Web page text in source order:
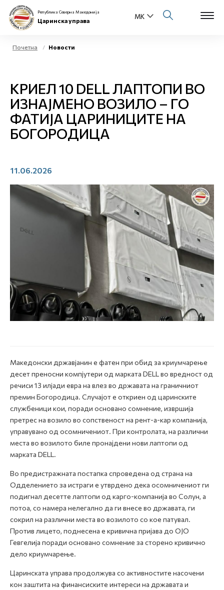
Open
Физички лица
Бизнис заедница
Медиа центар
Контакт
Република Северна Македонија
Царинска управа
Почетна Новости
КРИЕЛ 10 DELL ЛАПТОПИ ВО
ИЗНАЈМЕНО ВОЗИЛО – ГО
ФАТИЈА ЦАРИНИЦИТЕ НА
БОГОРОДИЦА
11.06.2026
Македонски државјанин е фатен при обид за криумчарење
десет преносни компјутери од марката DELL во вредност од
речиси 13 илјади евра на влез во државата на граничниот
премин Богородица. Случајот e откриен од царинските
службеници кои, поради основано сомнение, извршиja
претрес на возило во сопственост на рент-а-кар компанија,
управувано од осомничениот. При контролата, на различни
места во возилото биле пронајдени нови лаптопи од
марката DELL.
Во предистражната постапка спроведена од страна на
Одделението за истраги е утврдено дека осомничениот ги
подигнал десетте лаптопи од карго-компанија во Солун, а
потоа, со намера нелегално да ги внесе во државата, ги
сокрил на различни места во возилото со кое патувал.
Против лицето, поднесена е кривична пријава до ОЈО
Гевгелија поради основано сомнение за сторено кривично
дело криумчарење.
Царинската управа продолжува со активностите насочени
кон заштита на финансиските интереси на државата и